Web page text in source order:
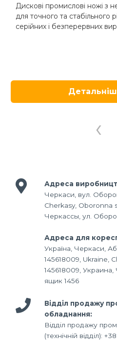
Дискові промислові ножі з
для точного та стабільного
серійних і безперервних
‹
Адреса
Черкаси, вул.
Cherkasy, Oboronna
Черкассы, ул.
Адреса для
Україна, Черкаси,
145618009, Ukraine,
145618009,
ящик 1456
Відділ продажу
обладнання:
Відділ продажу
(технічній відділ):